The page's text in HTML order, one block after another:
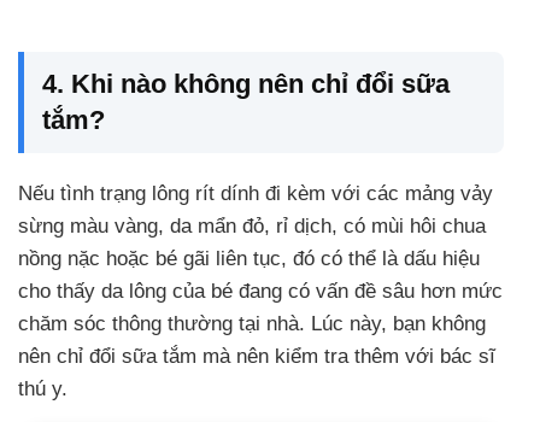
4. Khi nào không nên chỉ đổi sữa
tắm?
Nếu tình trạng lông rít dính đi kèm với các mảng vảy
sừng màu vàng, da mẩn đỏ, rỉ dịch, có mùi hôi chua
nồng nặc hoặc bé gãi liên tục, đó có thể là dấu hiệu
cho thấy da lông của bé đang có vấn đề sâu hơn mức
chăm sóc thông thường tại nhà. Lúc này, bạn không
nên chỉ đổi sữa tắm mà nên kiểm tra thêm với bác sĩ
thú y.